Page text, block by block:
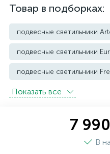
Товар в подборках:
подвесные светильники
подвесные светильники
подвесные светильники
подвесные светильники
подвесные светильники
Показать всe
7
В